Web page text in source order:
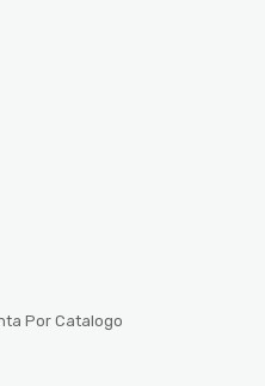
Por Catalogo